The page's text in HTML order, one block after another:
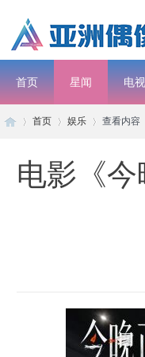
首页 星闻
电影
电视
首页
›
娱乐 查看内容
电影《